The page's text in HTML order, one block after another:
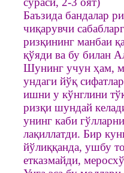
Баъзида бандалар
чиқарувчи
ризқининг манбаи
қўяди ва бу билан
Шунинг учун ҳам,
ундаги йўқ
ишни у кўнглини
ризқи шундай
унинг каби
лақиллатди. Бир
йўлиққанда, ушбу
етказмайди,